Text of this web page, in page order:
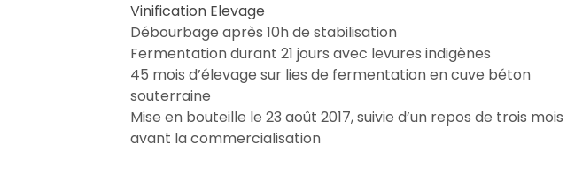
Vinification Elevage
Débourbage après 10h de stabilisation
Fermentation durant 21 jours avec levures indigènes
45 mois d’élevage sur lies de fermentation en cuve béton
souterraine
Mise en bouteille le 23 août 2017, suivie d’un repos de trois mois
avant la commercialisation